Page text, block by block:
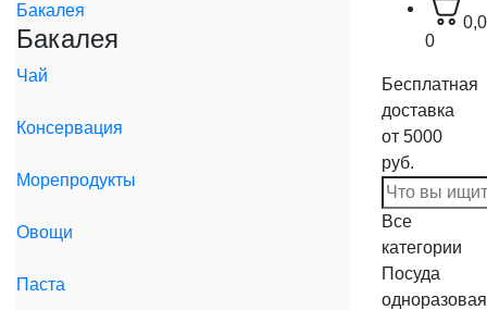
Бакалея
Бакалея
Чай
Консервация
Морепродукты
Овощи
Паста
0
Бесплатная
доставка
от 5000
руб.
Все
категории
Посуда
одноразовая